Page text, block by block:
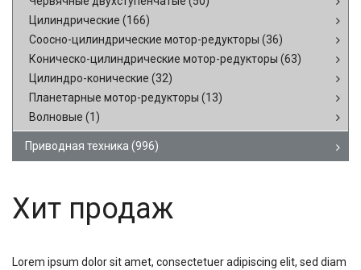
Цилиндрические (166)
Соосно-цилиндрические мотор-редукторы (36)
Коническо-цилиндрические мотор-редукторы (63)
Цилиндро-конические (32)
Планетарные мотор-редукторы (13)
Волновые (1)
Приводная техника (996)
Хит продаж
Lorem ipsum dolor sit amet, consectetuer adipiscing elit, sed diam